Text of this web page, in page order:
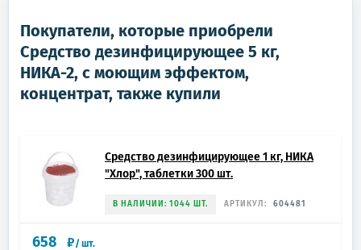
Покупатели, которые приобрели
Средство дезинфицирующее 5 кг,
НИКА-2, с моющим эффектом,
концентрат, также купили
Средство дезинфицирующее 1 кг, НИКА
"Хлор", таблетки 300 шт.
В НАЛИЧИИ: 1044 ШТ. АРТИКУЛ: 604481
658 ₽/шт.